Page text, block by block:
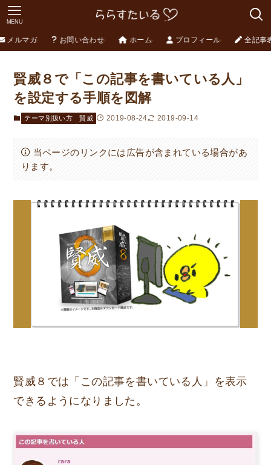
MENU
メルマガ お問い合わせ ホーム プロフィール 全記事
賢威８で「この記事を書いている人」
を設定する手順を図解
テーマ別扱い方 賢威 2019-08-24 2019-09-14
当ページのリンクには広告が含まれている場合があ
ります。
賢威８では「この記事を書いている人」を表示
できるようになりました。